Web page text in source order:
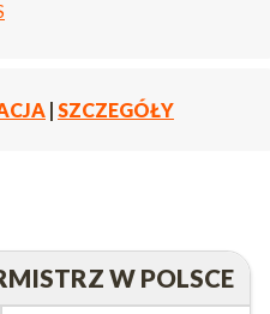
SZCZEGÓŁY
W POLSCE